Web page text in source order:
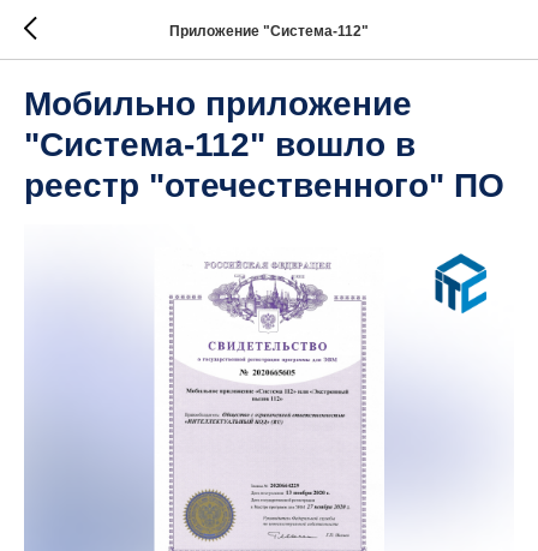
Приложение "Система-112"
Мобильно приложение
"Система-112" вошло в
реестр "отечественного" ПО